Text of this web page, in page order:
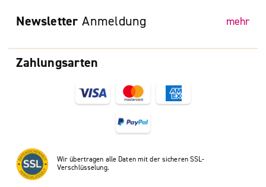
Zahlungsarten
Wir übertragen alle Daten mit der sicheren SSL-
Verschlüsselung.
Newsletter Anmeldung mehr